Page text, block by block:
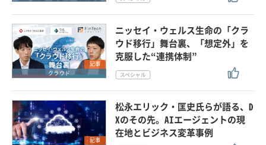
記事
クラウド
ニッセイ・ウェルス生命の「クラ
ウド移行」舞台裏、「想定外」を
克服した“連携体制”
記事
松永エリック・匡史氏らが語る、D
Xのその先。AIエージェントの現
在地とビジネス変革事例